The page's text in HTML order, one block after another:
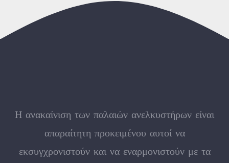
Η ανακαίνιση των παλαιών ανελκυστήρων είναι
απαραίτητη προκειμένου αυτοί να
εκσυγχρονιστούν και να εναρμονιστούν με τα